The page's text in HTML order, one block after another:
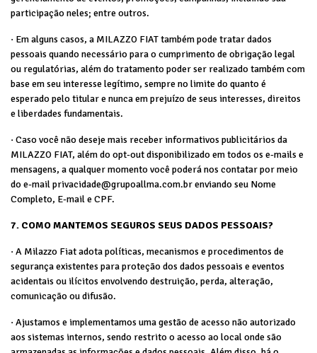
participação neles; entre outros.
· Em alguns casos, a MILAZZO FIAT também pode tratar dados
pessoais quando necessário para o cumprimento de obrigação legal
ou regulatórias, além do tratamento poder ser realizado também com
base em seu interesse legítimo, sempre no limite do quanto é
esperado pelo titular e nunca em prejuízo de seus interesses, direitos
e liberdades fundamentais.
· Caso você não deseje mais receber informativos publicitários da
MILAZZO FIAT, além do opt-out disponibilizado em todos os e-mails e
mensagens, a qualquer momento você poderá nos contatar por meio
do e-mail privacidade@grupoallma.com.br enviando seu Nome
Completo, E-mail e CPF.
7. COMO MANTEMOS SEGUROS SEUS DADOS PESSOAIS?
· A Milazzo Fiat adota políticas, mecanismos e procedimentos de
segurança existentes para proteção dos dados pessoais e eventos
acidentais ou ilícitos envolvendo destruição, perda, alteração,
comunicação ou difusão.
· Ajustamos e implementamos uma gestão de acesso não autorizado
aos sistemas internos, sendo restrito o acesso ao local onde são